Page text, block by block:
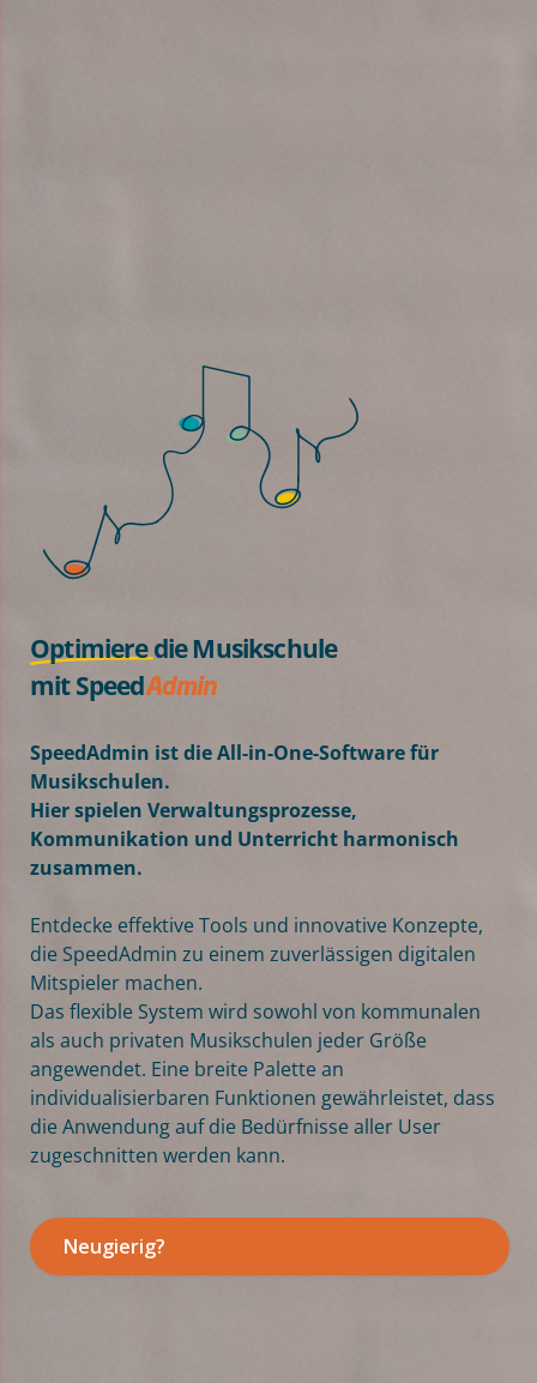
Optimieredie Musikschule
Sichere Kommunikation
Einfache Nutzerverwaltung
Effiziente Planung
Optimieredie Musikschule
mitSpeedAdmin
SpeedAdmin ist die All-in-One-Software für
Musikschulen.
Hier spielen Verwaltungsprozesse,
Kommunikation und Unterricht harmonisch
zusammen.
Entdecke effektive Tools und innovative Konzepte,
die SpeedAdmin zu einem zuverlässigen digitalen
Mitspieler machen.
Das flexible System wird sowohl von kommunalen
als auch privaten Musikschulen jeder Größe
angewendet. Eine breite Palette an
individualisierbaren Funktionen gewährleistet, dass
die Anwendung auf die Bedürfnisse aller User
zugeschnitten werden kann.
Neugierig?